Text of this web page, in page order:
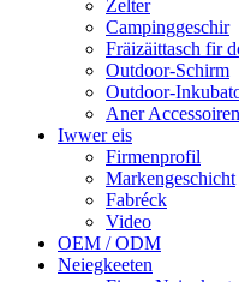
Zelter
Campinggeschir
Fräizäittasch fir
Outdoor-Schirm
Outdoor-
Aner Accessoiren
Iwwer eis
Firmenprofil
Markengeschicht
Fabréck
Video
OEM / ODM
Neiegkeeten